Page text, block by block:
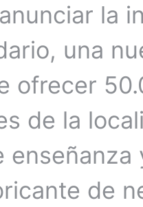
la
una
ofrecer
de la
enseñanza
de